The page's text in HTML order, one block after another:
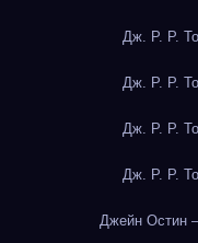
Дж. Р. Р.
Дж. Р. Р.
Дж. Р. Р.
Дж. Р. Р.
Джейн Остин